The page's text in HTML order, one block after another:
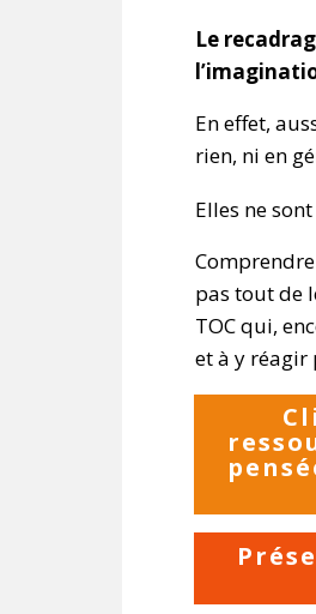
Le
En effet,
rien, ni en
Elles ne
pas tout de
TOC qui,
et à y réagir